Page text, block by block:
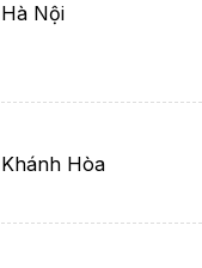
Nội
Hòa